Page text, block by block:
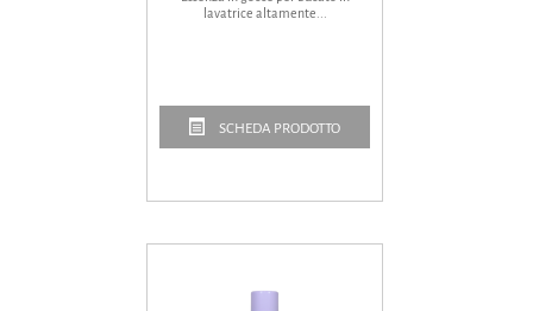
lavatrice altamente...
SCHEDA PRODOTTO